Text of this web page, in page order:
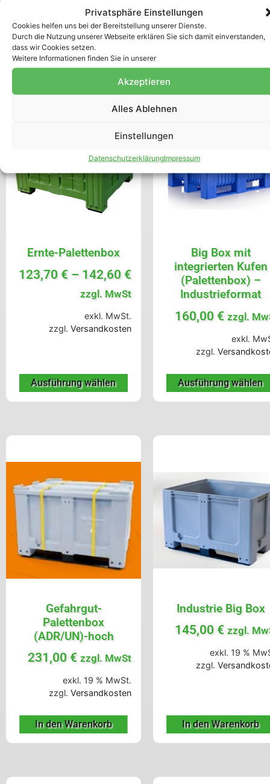
Privatsphäre Einstellungen
Cookies helfen uns bei der Bereitstellung unserer Dienste.
Durch die Nutzung unserer Webseite erklären Sie sich damit einverstanden,
dass wir Cookies setzen.
Weitere Informationen finden Sie in unserer
Akzeptieren
Alles Ablehnen
Einstellungen
DatenschutzerklärungImpressum
Ausführung wählen In den Warenkorb
Ernte-Palettenbox
123,70 € – 142,60 €
zzgl. MwSt
exkl. MwSt.
zzgl. Versandkosten
Ausführung wählen
Big Box mit
integrierten Kufen
(Palettenbox) –
Industrieformat
160,00 € zzgl.
exkl.
zzgl.
Ausführung wählen
Gefahrgut-
Palettenbox
(ADR/UN)-hoch
231,00 € zzgl. MwSt
exkl. 19 % MwSt.
zzgl. Versandkosten
In den Warenkorb
Industrie Big Box
145,00 € zzgl.
exkl. 19 %
zzgl.
In den Warenkorb